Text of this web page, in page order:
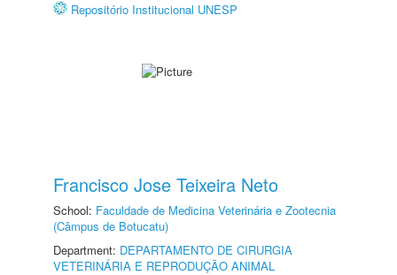
Repositório Institucional UNESP
Francisco Jose Teixeira Neto
School: Faculdade de Medicina Veterinária e Zootecnia
(Câmpus de Botucatu)
Department: DEPARTAMENTO DE CIRURGIA
VETERINÁRIA E REPRODUÇÃO ANIMAL